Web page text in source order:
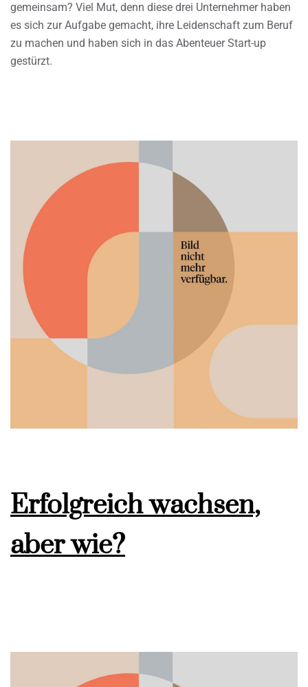
gemeinsam? Viel Mut, denn diese drei Unternehmer haben
es sich zur Aufgabe gemacht, ihre Leidenschaft zum Beruf
zu machen und haben sich in das Abenteuer Start-up
gestürzt.
Erfolgreich wachsen,
aber wie?